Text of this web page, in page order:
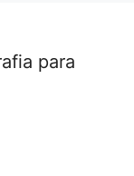
para